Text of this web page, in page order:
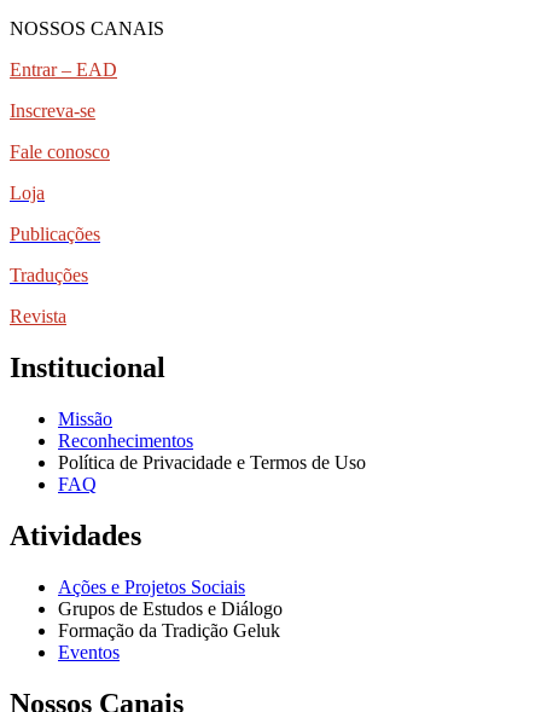
NOSSOS CANAIS
Entrar – EAD
Inscreva-se
Fale conosco
Loja
Publicações
Traduções
Revista
Institucional
Missão
Reconhecimentos
Política de Privacidade e Termos de Uso
FAQ
Atividades
Ações e Projetos Sociais
Grupos de Estudos e Diálogo
Formação da Tradição Geluk
Eventos
Nossos Canais